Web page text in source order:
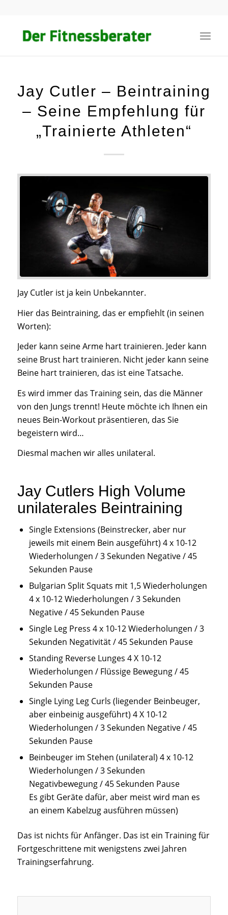
Jay Cutler – Beintraining
– Seine Empfehlung für
„Trainierte Athleten“
Jay Cutler ist ja kein Unbekannter.
Hier das Beintraining, das er empfiehlt (in seinen
Worten):
Jeder kann seine Arme hart trainieren. Jeder kann
seine Brust hart trainieren. Nicht jeder kann seine
Beine hart trainieren, das ist eine Tatsache.
Es wird immer das Training sein, das die Männer
von den Jungs trennt! Heute möchte ich Ihnen ein
neues Bein-Workout präsentieren, das Sie
begeistern wird…
Diesmal machen wir alles unilateral.
Jay Cutlers High Volume
unilaterales Beintraining
Single Extensions (Beinstrecker, aber nur
jeweils mit einem Bein ausgeführt) 4 x 10-12
Wiederholungen / 3 Sekunden Negative / 45
Sekunden Pause
Bulgarian Split Squats mit 1,5 Wiederholungen
4 x 10-12 Wiederholungen / 3 Sekunden
Negative / 45 Sekunden Pause
Single Leg Press 4 x 10-12 Wiederholungen / 3
Sekunden Negativität / 45 Sekunden Pause
Standing Reverse Lunges 4 X 10-12
Wiederholungen / Flüssige Bewegung / 45
Sekunden Pause
Single Lying Leg Curls (liegender Beinbeuger,
aber einbeinig ausgeführt) 4 X 10-12
Wiederholungen / 3 Sekunden Negative / 45
Sekunden Pause
Beinbeuger im Stehen (unilateral) 4 x 10-12
Wiederholungen / 3 Sekunden
Negativbewegung / 45 Sekunden Pause
Es gibt Geräte dafür, aber meist wird man es
an einem Kabelzug ausführen müssen)
Das ist nichts für Anfänger. Das ist ein Training für
Fortgeschrittene mit wenigstens zwei Jahren
Trainingserfahrung.